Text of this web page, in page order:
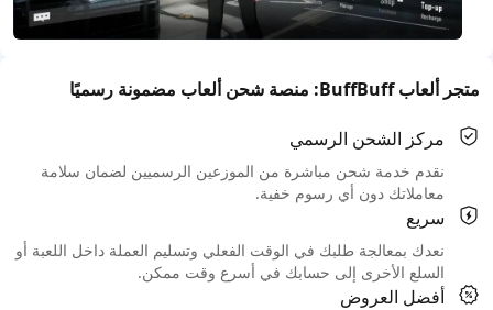
متجر ألعاب BuffBuff: منصة شحن ألعاب مضمونة رسميًا
مركز الشحن الرسمي
نقدم خدمة شحن مباشرة من الموزعين الرسميين لضمان سلامة
معاملاتك دون أي رسوم خفية.
سريع
نعدك بمعالجة طلبك في الوقت الفعلي وتسليم العملة داخل اللعبة أو
السلع الأخرى إلى حسابك في أسرع وقت ممكن.
أفضل العروض